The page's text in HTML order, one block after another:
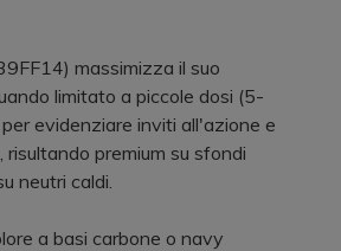
massimizza il suo
limitato a piccole dosi (5-
evidenziare inviti all'azione e
risultando premium su sfondi
neutri caldi.
a basi carbone o navy